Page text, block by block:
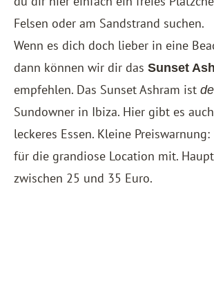
Felsen oder am Sandstrand suchen.
Wenn es dich doch lieber in eine
dann können wir dir das Sunset
empfehlen. Das Sunset Ashram ist
Sundowner in Ibiza. Hier gibt es
leckeres Essen. Kleine
für die grandiose Location mit.
zwischen 25 und 35 Euro.